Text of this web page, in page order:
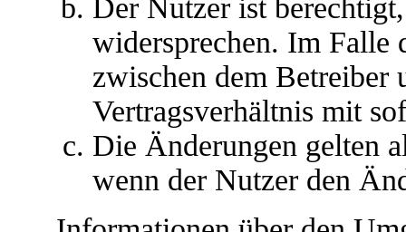
Der Nutzer ist
widersprechen. Im Falle
zwischen dem Betreiber
Vertragsverhältnis mit
Die Änderungen gelten
wenn der Nutzer den